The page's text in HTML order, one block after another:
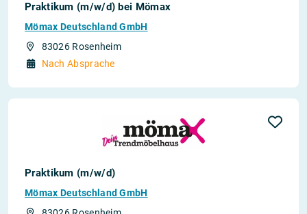
Praktikum (m/w/d) bei Mömax
Mömax Deutschland GmbH
83026 Rosenheim
Nach Absprache
Praktikum (m/w/d)
Mömax Deutschland GmbH